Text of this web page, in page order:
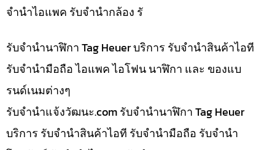
จำนำไอแพค รับจำนำกล้อง รั
รับจำนำนาฬิกา Tag Heuer บริการ รับจำนำสินค้าไอที
รับจำนำมือถือ ไอแพค ไอโฟน นาฬิกา และ ของแบ
รนด์เนมต่างๆ
รับจํานําแจ้งวัฒนะ.com รับจำนำนาฬิกา Tag Heuer
บริการ รับจำนำสินค้าไอที รับจำนำมือถือ รับจำนำ